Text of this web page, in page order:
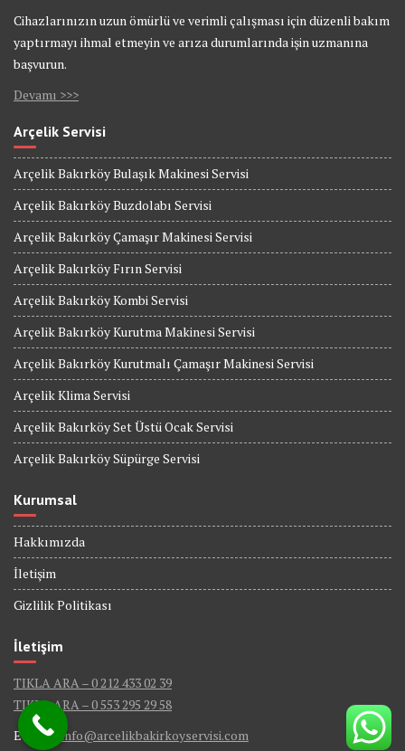
Cihazlarınızın uzun ömürlü ve verimli çalışması için düzenli bakım
yaptırmayı ihmal etmeyin ve arıza durumlarında işin uzmanına
başvurun.
Devamı >>>
Arçelik Servisi
Arçelik Bakırköy Bulaşık Makinesi Servisi
Arçelik Bakırköy Buzdolabı Servisi
Arçelik Bakırköy Çamaşır Makinesi Servisi
Arçelik Bakırköy Fırın Servisi
Arçelik Bakırköy Kombi Servisi
Arçelik Bakırköy Kurutma Makinesi Servisi
Arçelik Bakırköy Kurutmalı Çamaşır Makinesi Servisi
Arçelik Klima Servisi
Arçelik Bakırköy Set Üstü Ocak Servisi
Arçelik Bakırköy Süpürge Servisi
Kurumsal
Hakkımızda
İletişim
Gizlilik Politikası
İletişim
TIKLA ARA – 0 212 433 02 39
TIKLA ARA – 0 553 295 29 58
E-Mail : info@arcelikbakirkoyservisi.com